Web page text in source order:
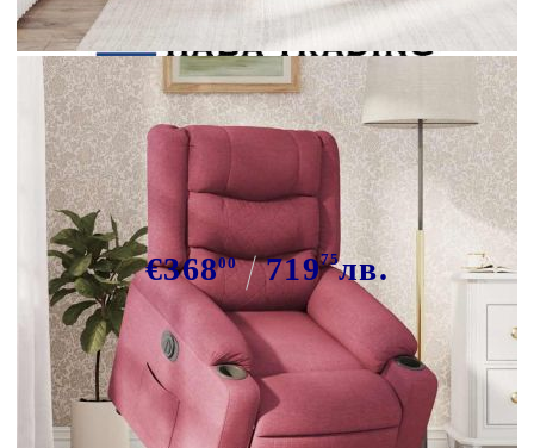
Електрически изправящ
реклайнер стол, виненочервен,
текстил
€36800 71975лв.
В наличност: 1 бр.
Време за доставка: 5 до 9 дни